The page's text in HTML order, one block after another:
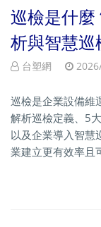
巡檢是什
析與智慧
台塑網
巡檢是企業設備維
解析巡檢定義、5
以及企業導入智慧
業建立更有效率且